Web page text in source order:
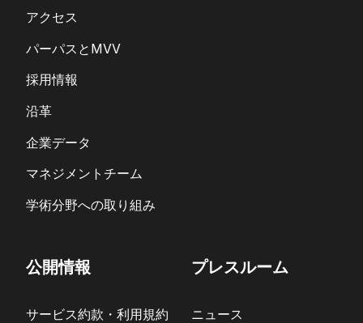
アクセス
パーパスとMVV
採用情報
沿革
企業データ
マネジメントチーム
学術分野への取り組み
公開情報
サービス約款・利用規約
プレスルーム
ニュース